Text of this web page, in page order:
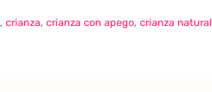
,crianza,crianza con apego,crianza natural